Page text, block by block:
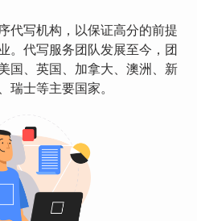
代写机构，以保证高分的前提
。代写服务团队发展至今，团
国、英国、加拿大、澳洲、新
瑞士等主要国家。